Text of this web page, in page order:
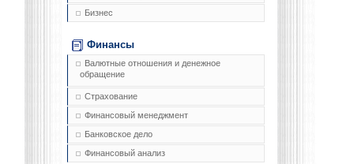
Бизнес
Финансы
Валютные отношения и денежное
обращение
Страхование
Финансовый менеджмент
Банковское дело
Финансовый анализ